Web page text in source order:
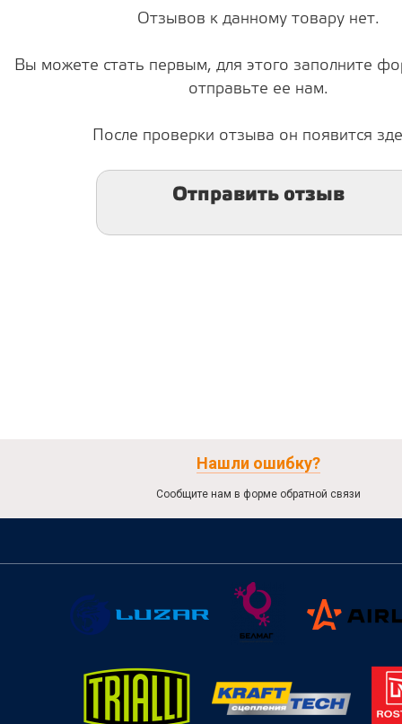
Отзывов к данному товару нет.
Вы можете стать первым, для этого заполните
отправьте ее нам.
После проверки отзыва он появится
Отправить отзыв
Нашли ошибку?
Сообщите нам в форме обратной связи